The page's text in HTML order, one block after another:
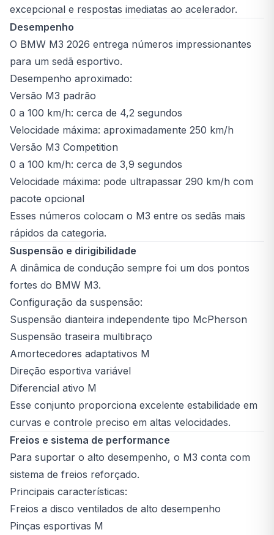
excepcional e respostas imediatas ao acelerador.
Desempenho
O BMW M3 2026 entrega números impressionantes
para um sedã esportivo.
Desempenho aproximado:
Versão M3 padrão
0 a 100 km/h: cerca de 4,2 segundos
Velocidade máxima: aproximadamente 250 km/h
Versão M3 Competition
0 a 100 km/h: cerca de 3,9 segundos
Velocidade máxima: pode ultrapassar 290 km/h com
pacote opcional
Esses números colocam o M3 entre os sedãs mais
rápidos da categoria.
Suspensão e dirigibilidade
A dinâmica de condução sempre foi um dos pontos
fortes do BMW M3.
Configuração da suspensão:
Suspensão dianteira independente tipo McPherson
Suspensão traseira multibraço
Amortecedores adaptativos M
Direção esportiva variável
Diferencial ativo M
Esse conjunto proporciona excelente estabilidade em
curvas e controle preciso em altas velocidades.
Freios e sistema de performance
Para suportar o alto desempenho, o M3 conta com
sistema de freios reforçado.
Principais características:
Freios a disco ventilados de alto desempenho
Pinças esportivas M